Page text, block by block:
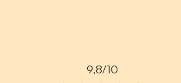
9,8/10